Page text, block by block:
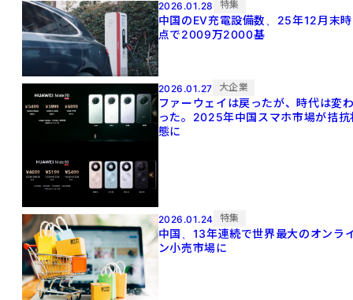
2026.01.28 特集
中国のEV充電設備数、25年12月末時
点で2009万2000基
2026.01.27 大企業
ファーウェイは戻ったが、時代は変
った。2025年中国スマホ市場が拮抗
態に
2026.01.24 特集
中国、13年連続で世界最大のオンラ
ン小売市場に